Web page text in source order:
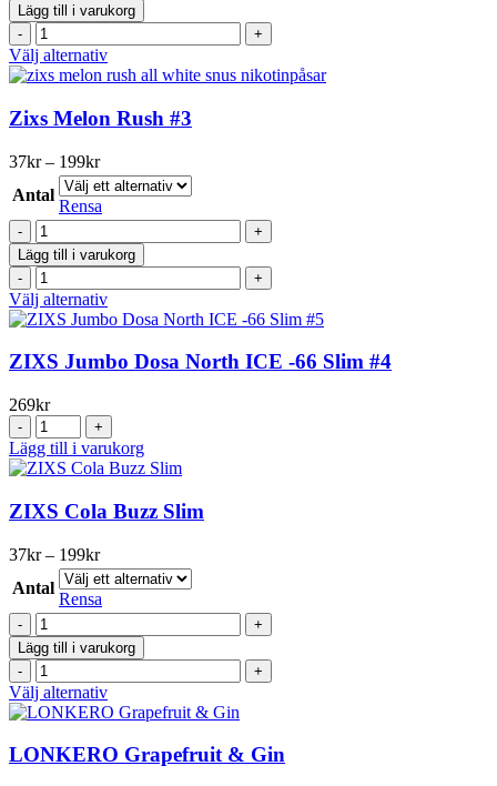
väljas
produktsidan
Slim
Melon
Rush
#3
mängd
Lägg till i varukorg
ZiXS
Slim
Melon
mängd
Välj alternativDen
här
har
flera
De
olika
väljas
på
produktsidan
Zixs Melon Rush #3
37kr – 199krPrisintervall:
37kr
till
199kr
Antal
Rensa
Zixs
Melon
Rush
#3
mängd
Lägg till i varukorg
Zixs
Melon
Rush
mängd
Välj alternativDen
här
har
De
olika
alternativen
kan
på
ZIXS Jumbo Dosa North ICE -66 Slim #4
269kr
ZIXS
Jumbo
Dosa
ICE
-66
#4
mängd
Lägg till i varukorg
ZIXS Cola Buzz Slim
37kr – 199krPrisintervall:
37kr
till
199kr
Antal
Rensa
ZIXS
Cola
Buzz
Slim
mängd
Lägg till i varukorg
ZIXS
Cola
Buzz
mängd
Välj alternativDen
här
har
LONKERO Grapefruit & Gin